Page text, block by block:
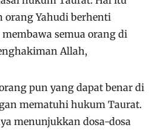
orang Yahudi berhenti
semua orang di
Allah,
pun yang dapat benar di
mematuhi hukum Taurat.
menunjukkan dosa-dosa